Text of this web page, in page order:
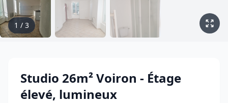
1 / 3
Studio 26m² Voiron - Étage
élevé, lumineux